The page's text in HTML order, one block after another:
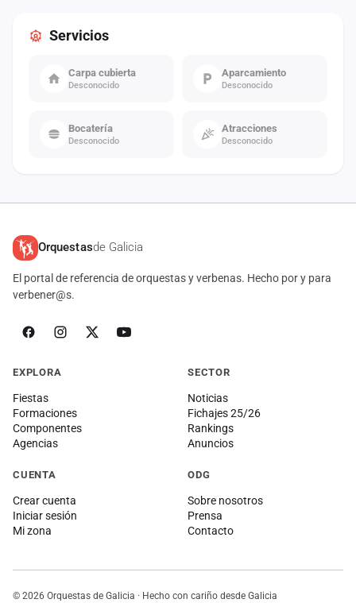
Servicios
Carpa cubierta
Desconocido
Aparcamiento
Desconocido
Bocatería
Desconocido
Atracciones
Desconocido
Orquestasde Galicia
El portal de referencia de orquestas y verbenas. Hecho por y para
verbener@s.
EXPLORA
Fiestas
Formaciones
Componentes
Agencias
SECTOR
Noticias
Fichajes 25/26
Rankings
Anuncios
CUENTA
Crear cuenta
Iniciar sesión
Mi zona
ODG
Sobre nosotros
Prensa
Contacto
© 2026 Orquestas de Galicia · Hecho con cariño desde Galicia